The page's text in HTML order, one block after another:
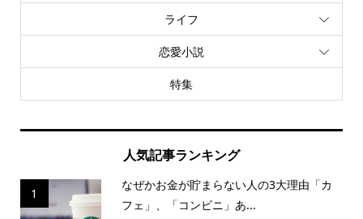
ライフ
恋愛小説
特集
人気記事ランキング
1
なぜかお金が貯まらない人の3大理由「カ
フェ」、「コンビニ」あ...